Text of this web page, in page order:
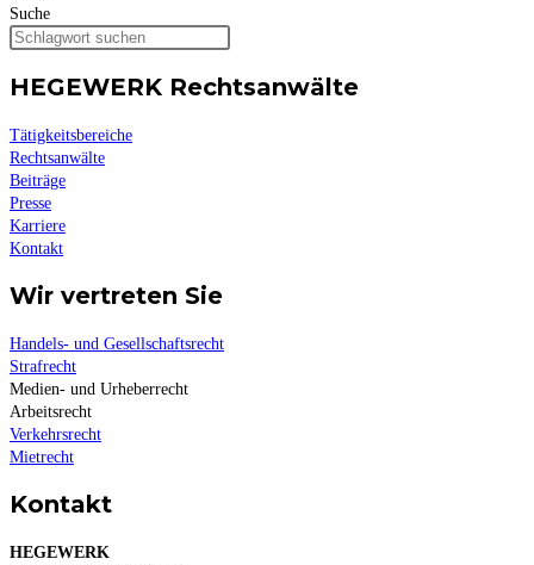
Suche
HEGEWERK Rechtsanwälte
Tätigkeitsbereiche
Rechtsanwälte
Beiträge
Presse
Karriere
Kontakt
Wir vertreten Sie
Handels- und Gesellschaftsrecht
Strafrecht
Medien- und Urheberrecht
Arbeitsrecht
Verkehrsrecht
Mietrecht
Kontakt
HEGEWERK